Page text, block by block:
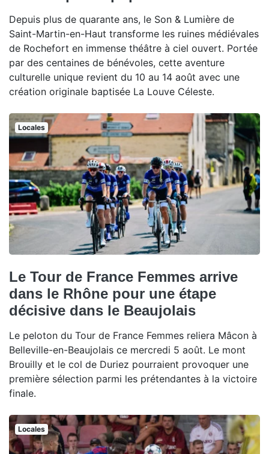
Depuis plus de quarante ans, le Son & Lumière de
Saint-Martin-en-Haut transforme les ruines médiévales
de Rochefort en immense théâtre à ciel ouvert. Portée
par des centaines de bénévoles, cette aventure
culturelle unique revient du 10 au 14 août avec une
création originale baptisée La Louve Céleste.
Locales
Le Tour de France Femmes arrive
dans le Rhône pour une étape
décisive dans le Beaujolais
Le peloton du Tour de France Femmes reliera Mâcon à
Belleville-en-Beaujolais ce mercredi 5 août. Le mont
Brouilly et le col de Duriez pourraient provoquer une
première sélection parmi les prétendantes à la victoire
finale.
Locales